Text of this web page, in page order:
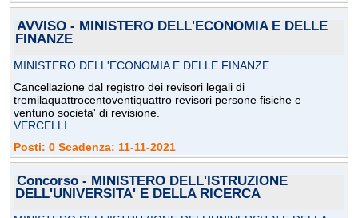
AVVISO - MINISTERO DELL'ECONOMIA E DELLE
FINANZE
MINISTERO DELL'ECONOMIA E DELLE FINANZE
Cancellazione dal registro dei revisori legali di
tremilaquattrocentoventiquattro revisori persone fisiche e
ventuno societa' di revisione.
VERCELLI
Posti: 0 Scadenza: 11-11-2021
Concorso - MINISTERO DELL'ISTRUZIONE
DELL'UNIVERSITA' E DELLA RICERCA